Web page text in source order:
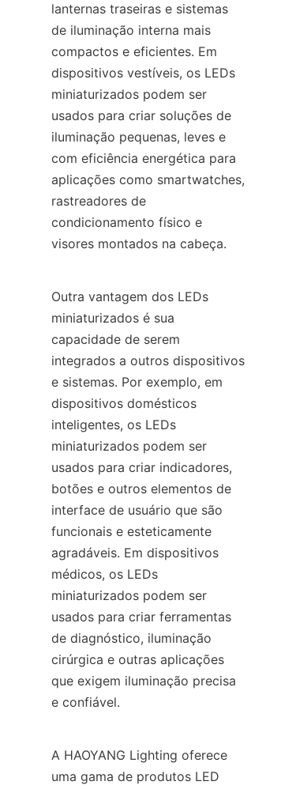
lanternas traseiras e sistemas
de iluminação interna mais
compactos e eficientes. Em
dispositivos vestíveis, os LEDs
miniaturizados podem ser
usados para criar soluções de
iluminação pequenas, leves e
com eficiência energética para
aplicações como smartwatches,
rastreadores de
condicionamento físico e
visores montados na cabeça.
Outra vantagem dos LEDs
miniaturizados é sua
capacidade de serem
integrados a outros dispositivos
e sistemas. Por exemplo, em
dispositivos domésticos
inteligentes, os LEDs
miniaturizados podem ser
usados para criar indicadores,
botões e outros elementos de
interface de usuário que são
funcionais e esteticamente
agradáveis. Em dispositivos
médicos, os LEDs
miniaturizados podem ser
usados para criar ferramentas
de diagnóstico, iluminação
cirúrgica e outras aplicações
que exigem iluminação precisa
e confiável.
A HAOYANG Lighting oferece
uma gama de produtos LED